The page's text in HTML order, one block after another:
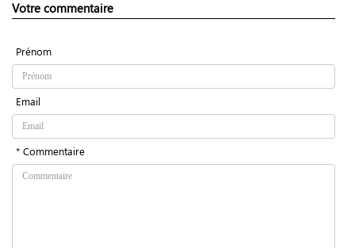
Votre commentaire
Prénom
Email
* Commentaire